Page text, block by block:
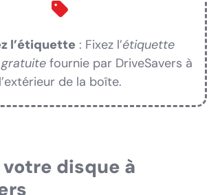
l’étiquette: Fixez l’étiquette
gratuitefournie par DriveSavers à
l’extérieur de la boîte.
disque à